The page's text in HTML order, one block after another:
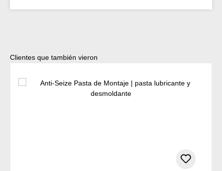
Omitir la galería de productos
Clientes que también vieron